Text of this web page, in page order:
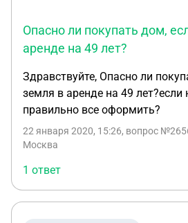
Опасно ли покупать дом,
аренде на 49 лет?
Здравствуйте, Опасно ли
земля в аренде на 49 лет?если
правильно все оформить?
22 января 2020, 15:26, вопрос
Москва
1 ответ